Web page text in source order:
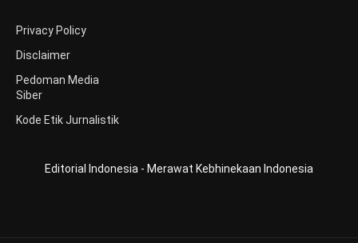
Privacy Policy
Disclaimer
Pedoman Media
Siber
Kode Etik Jurnalistik
Editorial Indonesia - Merawat Kebhinekaan Indonesia